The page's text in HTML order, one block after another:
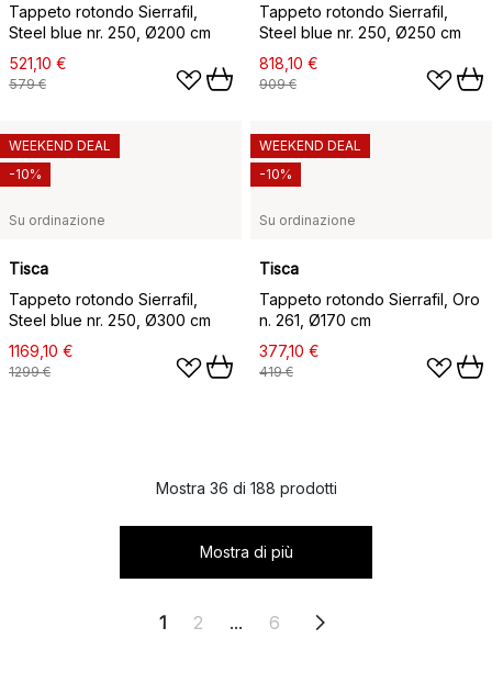
Tappeto rotondo Sierrafil,
Steel blue nr. 250, Ø200 cm
521,10 €
579 €
Tappeto rotondo Sierrafil,
Steel blue nr. 250, Ø250 cm
818,10 €
909 €
Su ordinazione
Tisca
Tappeto rotondo Sierrafil,
Steel blue nr. 250, Ø300 cm
1169,10 €
1299 €
WEEKEND DEAL
-10%
Su ordinazione
Tisca
Tappeto rotondo Sierrafil, Oro
n. 261, Ø170 cm
377,10 €
419 €
WEEKEND DEAL
-10%
Mostra 36 di 188 prodotti
Mostra di più
1 2 ... 6